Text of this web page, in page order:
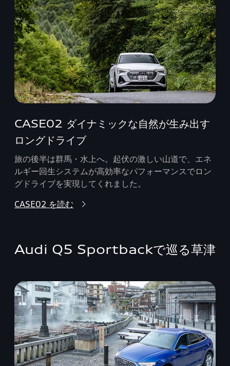
CASE02 ダイナミックな自然が生み出す
ロングドライブ
旅の後半は群馬・水上へ。起伏の激しい山道で、エネ
ルギー回生システムが高効率なパフォーマンスでロン
グドライブを実現してくれました。
CASE02 を読む
Audi Q5 Sportbackで巡る草津